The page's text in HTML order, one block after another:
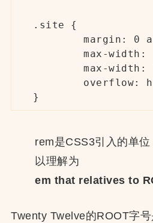
.site {
margin: 0
max-width:
max-width:
overflow:
}
rem是CSS3引入的单
以理解为
em that relatives to
Twenty Twelve的ROOT字